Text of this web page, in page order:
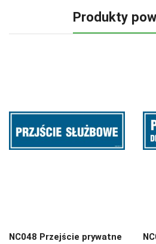
Produkty
NC048 Przejście prywatne